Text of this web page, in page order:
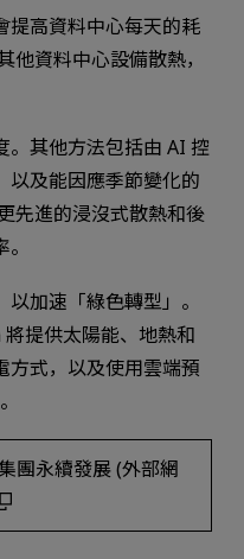
提高資料中心每天的耗
資料中心設備散熱，
。其他方法包括由 AI 控
以及能因應季節變化的
先進的浸沒式散熱和後
加速「綠色轉型」。
提供太陽能、地熱和
方式，以及使用雲端預
團永續發展 (外部網